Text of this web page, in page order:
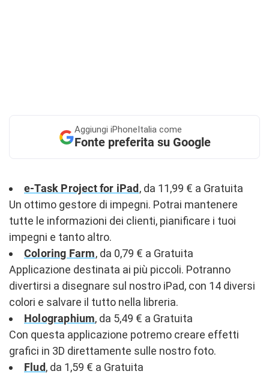
Aggiungi iPhoneItalia come
Fonte preferita su Google
e-Task Project for iPad , da 11,99 € a Gratuita
Un ottimo gestore di impegni. Potrai mantenere
tutte le informazioni dei clienti, pianificare i tuoi
impegni e tanto altro.
Coloring Farm, da 0,79 € a Gratuita
Applicazione destinata ai più piccoli. Potranno
divertirsi a disegnare sul nostro iPad, con 14 diversi
colori e salvare il tutto nella libreria.
Holographium, da 5,49 € a Gratuita
Con questa applicazione potremo creare effetti
grafici in 3D direttamente sulle nostro foto.
Flud, da 1,59 € a Gratuita